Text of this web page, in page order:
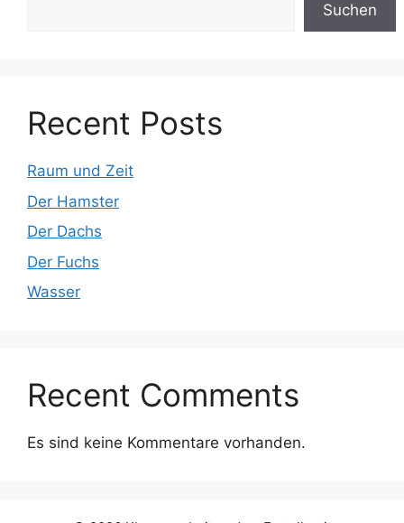
Suchen
Recent Posts
Raum und Zeit
Der Hamster
Der Dachs
Der Fuchs
Wasser
Recent Comments
Es sind keine Kommentare vorhanden.